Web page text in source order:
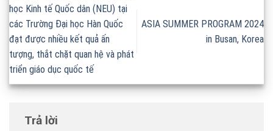
học Kinh tế Quốc dân (NEU) tại
các Trường Đại học Hàn Quốc
đạt được nhiều kết quả ấn
tượng, thắt chặt quan hệ và phát
triển giáo dục quốc tế
ASIA SUMMER PROGRAM 2024
in Busan, Korea
Trả lời